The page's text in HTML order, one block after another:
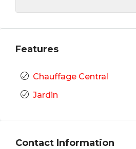
Features
Chauffage Central
Jardin
Contact Information